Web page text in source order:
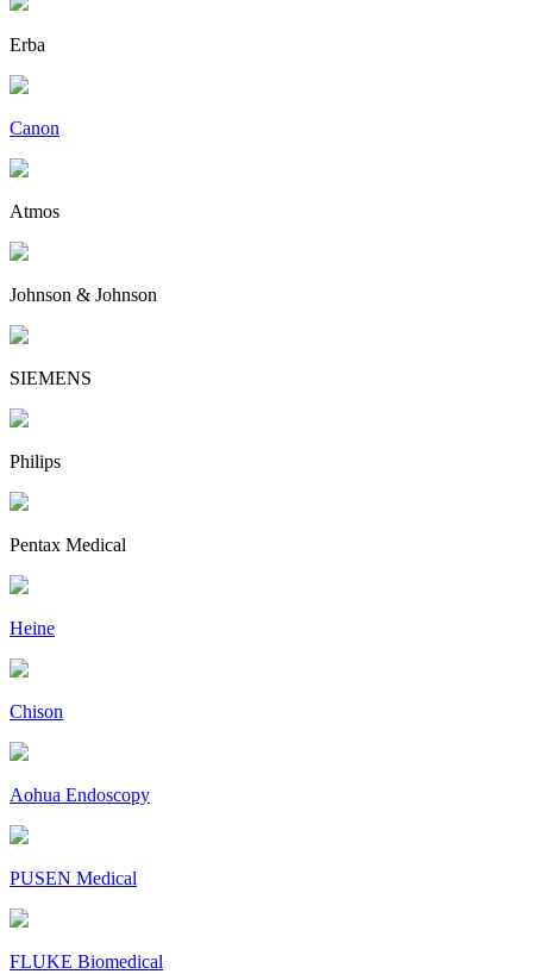
Erba
Canon
Atmos
Johnson & Johnson
SIEMENS
Philips
Pentax Medical
Heine
Chison
Aohua Endoscopy
PUSEN Medical
FLUKE Biomedical